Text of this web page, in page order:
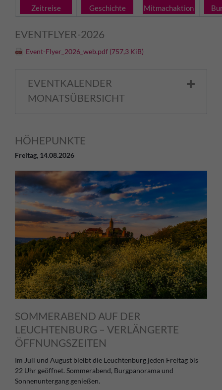
Zeitreise
Geschichte
Mitmachaktion
EVENTFLYER-2026
Event-Flyer_2026_web.pdf (757,3 KiB)
EVENTKALENDER
MONATSÜBERSICHT
HÖHEPUNKTE
Freitag, 14.08.2026
SOMMERABEND AUF DER
LEUCHTENBURG – VERLÄNGERTE
ÖFFNUNGSZEITEN
Im Juli und August bleibt die Leuchtenburg jeden Freitag bis
22 Uhr geöffnet. Sommerabend, Burgpanorama und
Sonnenuntergang genießen.